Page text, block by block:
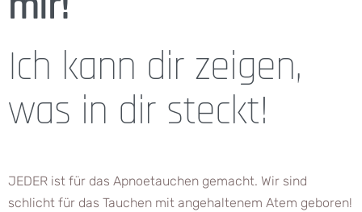
Ich kann dir zeigen,
was in dir steckt!
JEDER ist für das Apnoetauchen gemacht. Wir sind
schlicht für das Tauchen mit angehaltenem Atem geboren!